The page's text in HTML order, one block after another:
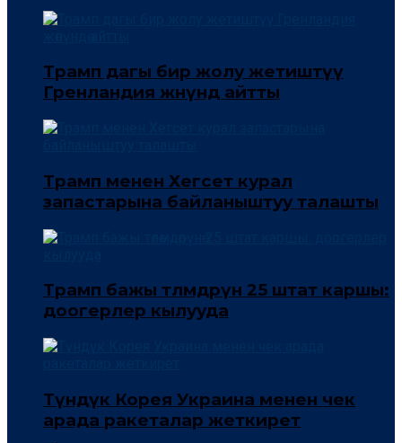
Трамп дагы бир жолу жетиштүү
Гренландия жөнүндө айтты
Трамп менен Хегсет курал
запастарына байланыштуу талашты
Трамп бажы төлөмдөрүнө 25 штат каршы:
доогерлер кылууда
Түндүк Корея Украина менен чек
арада ракеталар жеткирет